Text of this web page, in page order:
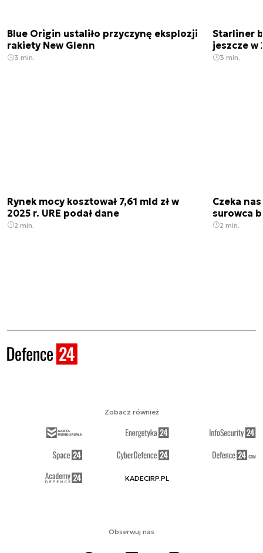
Blue Origin ustaliło przyczynę eksplozji
rakiety New Glenn
3 min.
Starliner
jeszcze w
3 min.
Rynek mocy kosztował 7,61 mld zł w
2025 r. URE podał dane
2 min.
Czeka
surowca
2 min.
Obserwuj nas
Zobacz również
KADECIRP.PL